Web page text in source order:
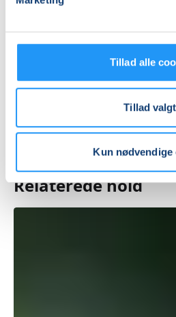
Tillad alle
Tillad
Kun nødvendige
Relaterede hold